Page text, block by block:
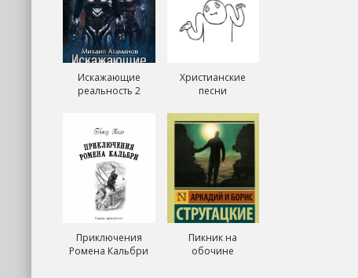
Искажающие
реальность 2
Христианские
песни
Приключения
Ромена Кальбри
Пикник на
обочине